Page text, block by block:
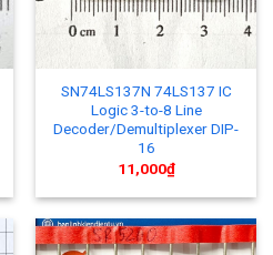
SN74LS137N 74LS137 IC
Logic 3-to-8 Line
Decoder/Demultiplexer DIP-
16
11,000₫